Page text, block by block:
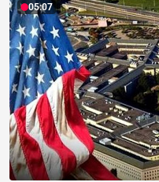
05:07